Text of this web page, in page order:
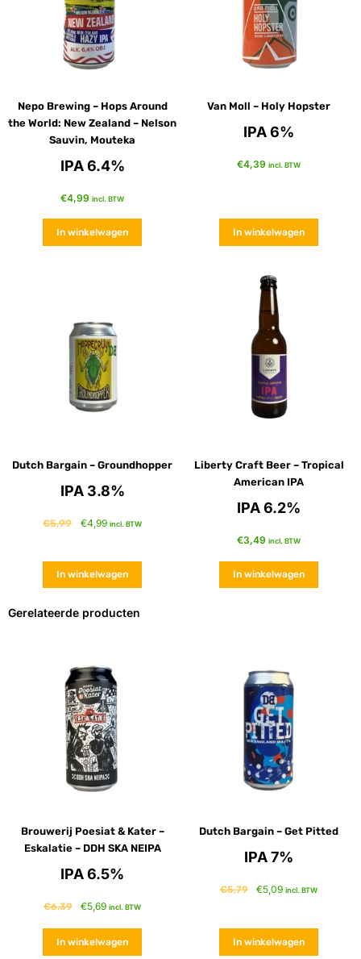
Nepo Brewing – Hops Around
the World: New Zealand – Nelson
Sauvin, Mouteka
IPA 6.4%
€4,99 incl. BTW
In winkelwagen
Van Moll – Holy Hopster
IPA 6%
€4,39 incl. BTW
In winkelwagen
Dutch Bargain – Groundhopper
IPA 3.8%
€5,99 €4,99 incl. BTW
In winkelwagen
Liberty Craft Beer – Tropical
American IPA
IPA 6.2%
€3,49 incl. BTW
In winkelwagen
Gerelateerde producten
Brouwerij Poesiat & Kater –
Eskalatie – DDH SKA NEIPA
IPA 6.5%
€6,39 €5,69 incl. BTW
In winkelwagen
Dutch Bargain – Get Pitted
IPA 7%
€5,79 €5,09 incl. BTW
In winkelwagen